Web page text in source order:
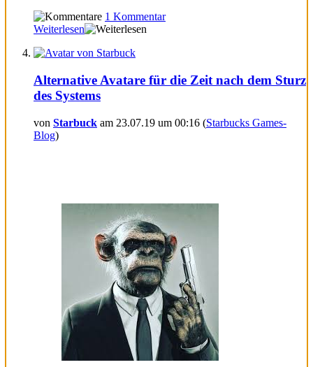
1 Kommentar
Weiterlesen
Alternative Avatare für die Zeit nach dem Sturz
des Systems
von Starbuck am 23.07.19 um 00:16 (Starbucks Games-
Blog)